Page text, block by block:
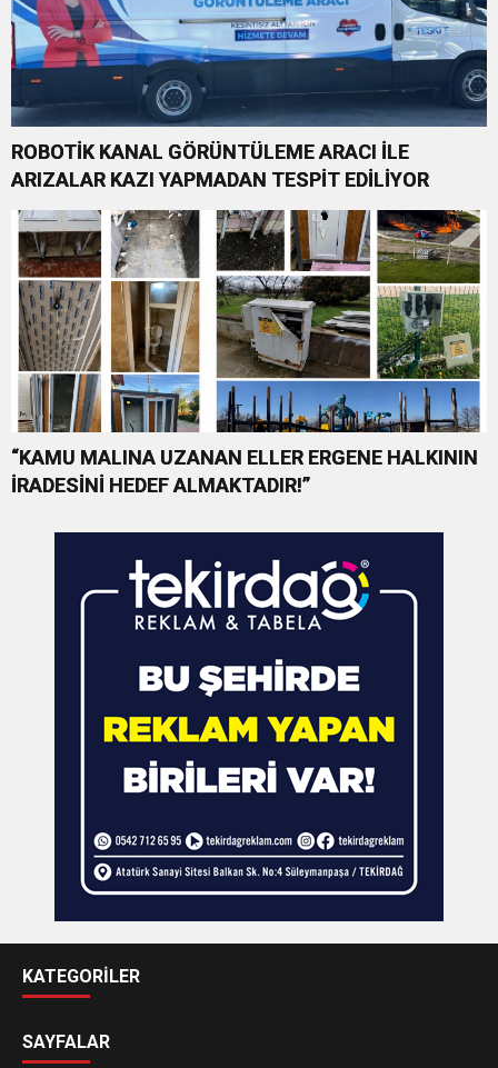
ROBOTİK KANAL GÖRÜNTÜLEME ARACI İLE
ARIZALAR KAZI YAPMADAN TESPİT EDİLİYOR
“KAMU MALINA UZANAN ELLER ERGENE HALKININ
İRADESİNİ HEDEF ALMAKTADIR!”
KATEGORİLER
SAYFALAR